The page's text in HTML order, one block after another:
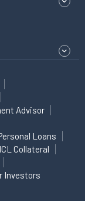
Advisor
Loans
Collateral
Investors